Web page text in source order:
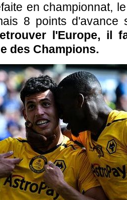
en championnat,
8 points d'avance
l'Europe, il
des Champions.